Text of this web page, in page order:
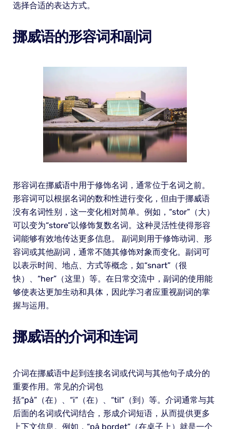
选择合适的表达方式。
挪威语的形容词和副词
形容词在挪威语中用于修饰名词，通常位于名词之前。
形容词可以根据名词的数和性进行变化，但由于挪威语
没有名词性别，这一变化相对简单。例如，“stor”（大）
可以变为“store”以修饰复数名词。这种灵活性使得形容
词能够有效地传达更多信息。 副词则用于修饰动词、形
容词或其他副词，通常不随其修饰对象而变化。副词可
以表示时间、地点、方式等概念，如“snart”（很
快）、“her”（这里）等。在日常交流中，副词的使用能
够使表达更加生动和具体，因此学习者应重视副词的掌
握与运用。
挪威语的介词和连词
介词在挪威语中起到连接名词或代词与其他句子成分的
重要作用。常见的介词包
括“på”（在）、“i”（在）、“til”（到）等。介词通常与其
后面的名词或代词结合，形成介词短语，从而提供更多
上下文信息。例如，“på bordet”（在桌子上）就是一个